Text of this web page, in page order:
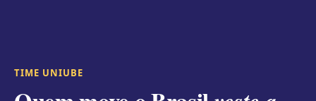
TIME UNIUBE